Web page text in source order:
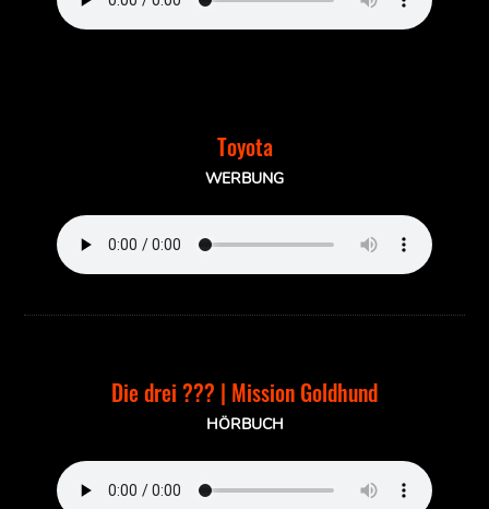
Toyota
Die drei ??? | Mission Goldhund